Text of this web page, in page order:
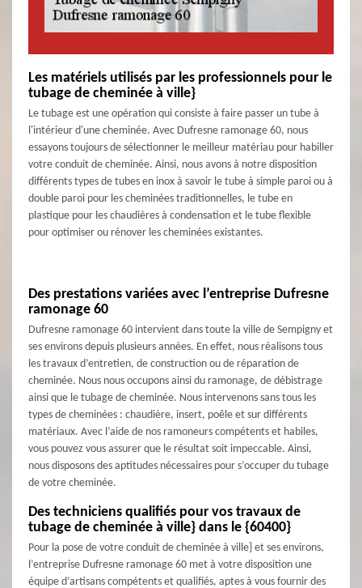
Les matériels utilisés par les professionnels pour le
tubage de cheminée à ville}
Le tubage est une opération qui consiste à faire passer un tube à
l'intérieur d'une cheminée. Avec Dufresne ramonage 60, nous
essayons toujours de sélectionner le meilleur matériau pour habiller
votre conduit de cheminée. Ainsi, nous avons à notre disposition
différents types de tubes en inox à savoir le tube à simple paroi ou à
double paroi pour les cheminées traditionnelles, le tube en
plastique pour les chaudières à condensation et le tube flexible
pour optimiser ou rénover les cheminées existantes.
Des prestations variées avec l’entreprise Dufresne
ramonage 60
Dufresne ramonage 60 intervient dans toute la ville de Sempigny et
ses environs depuis plusieurs années. En effet, nous réalisons tous
les travaux d’entretien, de construction ou de réparation de
cheminée. Nous nous occupons ainsi du ramonage, de débistrage
ainsi que le tubage de cheminée. Nous intervenons sans tous les
types de cheminées : chaudière, insert, poêle et sur différents
matériaux. Avec l’aide de nos ramoneurs compétents et habiles,
vous pouvez vous assurer que le résultat soit impeccable. Ainsi,
nous disposons des aptitudes nécessaires pour s’occuper du tubage
de votre cheminée.
Des techniciens qualifiés pour vos travaux de
tubage de cheminée à ville} dans le {60400}
Pour la pose de votre conduit de cheminée à ville} et ses environs,
l’entreprise Dufresne ramonage 60 met à votre disposition une
équipe d’artisans compétents et qualifiés, aptes à vous fournir des